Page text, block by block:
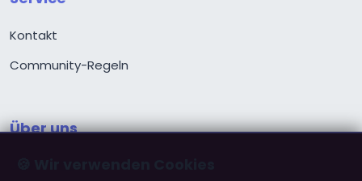
Kontakt
Community-Regeln
Über uns